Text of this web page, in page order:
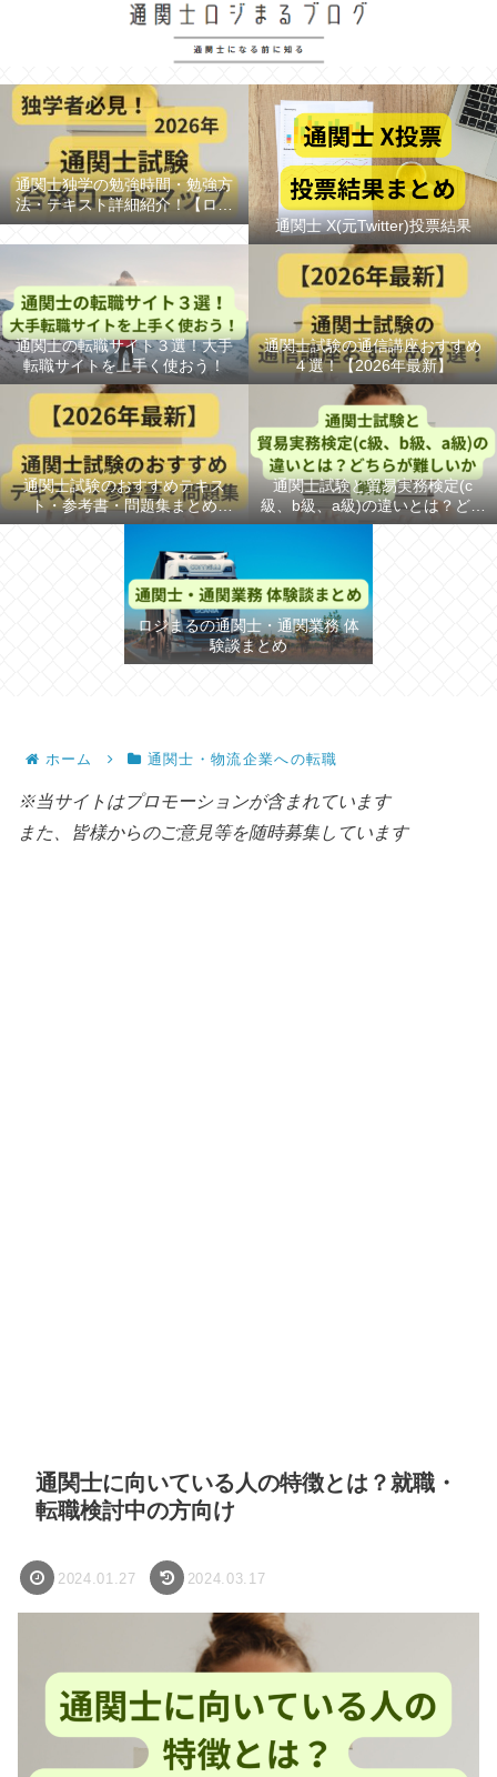
通関士独学の勉強時間・勉強方
法・テキスト詳細紹介！【ロー
ドマップ/スケジュール】
通関士 X(元Twitter)投票結果
通関士の転職サイト３選！大手
転職サイトを上手く使おう！
通関士試験の通信講座おすすめ
４選！【2026年最新】
通関士試験のおすすめテキス
ト・参考書・問題集まとめ
【2026年】
通関士試験と貿易実務検定(c
級、b級、a級)の違いとは？どち
らが難しいか解説
ロジまるの通関士・通関業務 体
験談まとめ
ホーム 通関士・物流企業への転職
※当サイトはプロモーションが含まれています
また、皆様からのご意見等を随時募集しています
通関士に向いている人の特徴とは？就職・
転職検討中の方向け
2024.01.27 2024.03.17